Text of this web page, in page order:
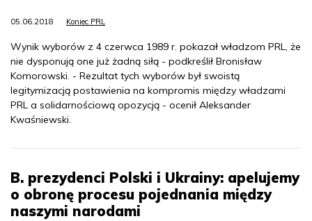
05.06.2018 Koniec PRL
Wynik wyborów z 4 czerwca 1989 r. pokazał władzom PRL, że
nie dysponują one już żadną siłą - podkreślił Bronisław
Komorowski. - Rezultat tych wyborów był swoistą
legitymizacją postawienia na kompromis między władzami
PRL a solidarnościową opozycją - ocenił Aleksander
Kwaśniewski.
B. prezydenci Polski i Ukrainy: apelujemy
o obronę procesu pojednania między
naszymi narodami